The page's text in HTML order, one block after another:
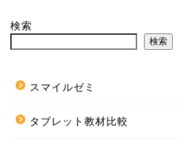
検索
検索
スマイルゼミ
タブレット教材比較